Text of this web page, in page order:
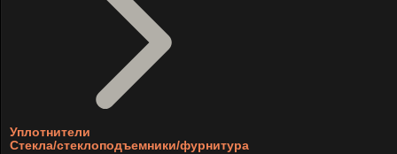
Уплотнители
Стекла/стеклоподъемники/фурнитура